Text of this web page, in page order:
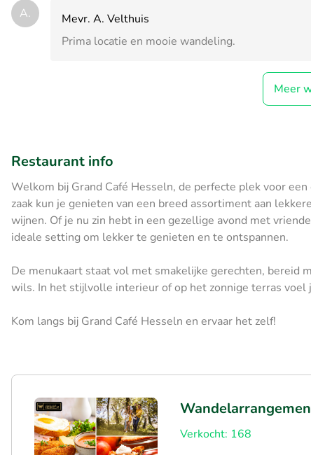
A.
Mevr. A. Velthuis
Prima locatie en mooie wandeling.
Meer
Restaurant info
Welkom bij Grand Café Hesseln, de perfecte plek voor
zaak kun je genieten van een breed assortiment aan
wijnen. Of je nu zin hebt in een gezellige avond met
ideale setting om lekker te genieten en te ontspannen.
De menukaart staat vol met smakelijke gerechten, bereid
wils. In het stijlvolle interieur of op het zonnige terras voel
Kom langs bij Grand Café Hesseln en ervaar het zelf!
Verkocht: 168